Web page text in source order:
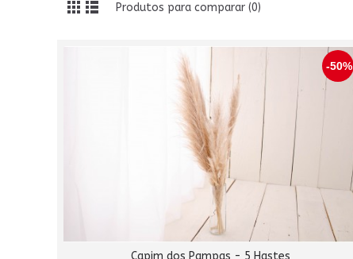
Produtos para comparar (0)
-50%